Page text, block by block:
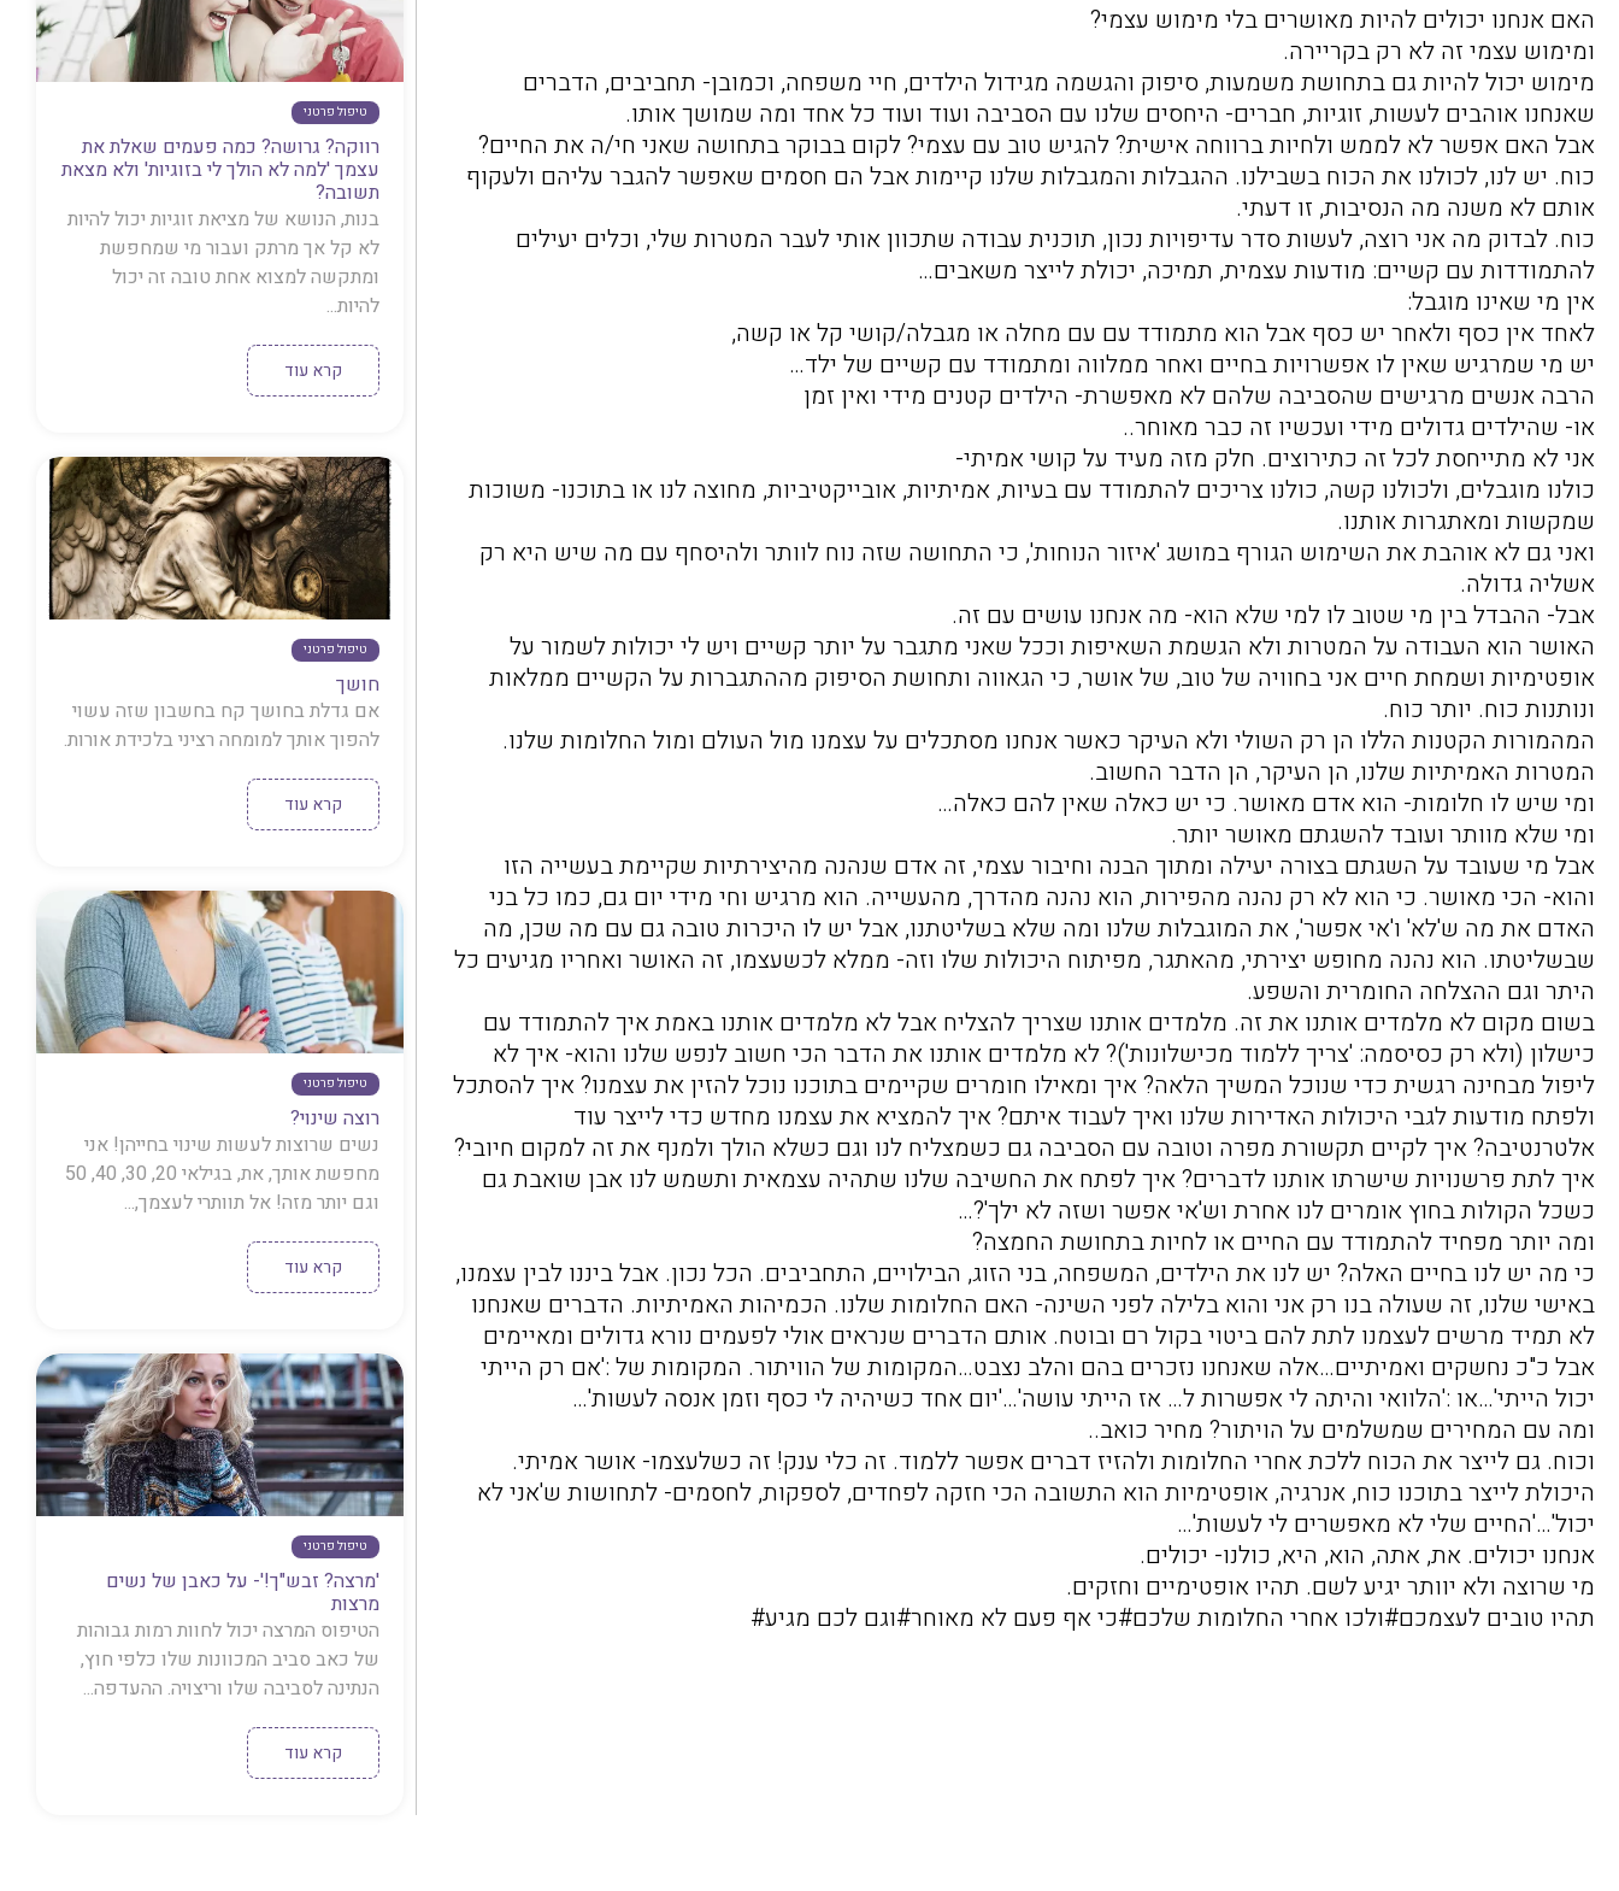
האם אנחנו יכולים להיות מאושרים בלי מימוש עצמי?
ומימוש עצמי זה לא רק בקריירה.
מימוש יכול להיות גם בתחושת משמעות, סיפוק והגשמה מגידול הילדים, חיי משפחה, וכמובן- תחביבים, הדברים
שאנחנו אוהבים לעשות, זוגיות, חברים- היחסים שלנו עם הסביבה ועוד ועוד כל אחד ומה שמושך אותו.
אבל האם אפשר לא לממש ולחיות ברווחה אישית? להגיש טוב עם עצמי? לקום בבוקר בתחושה שאני חי/ה את החיים?
כוח. יש לנו, לכולנו את הכוח בשבילנו. ההגבלות והמגבלות שלנו קיימות אבל הם חסמים שאפשר להגבר עליהם ולעקוף
אותם לא משנה מה הנסיבות, זו דעתי.
כוח. לבדוק מה אני רוצה, לעשות סדר עדיפויות נכון, תוכנית עבודה שתכוון אותי לעבר המטרות שלי, וכלים יעילים
להתמודדות עם קשיים: מודעות עצמית, תמיכה, יכולת לייצר משאבים…
אין מי שאינו מוגבל:
לאחד אין כסף ולאחר יש כסף אבל הוא מתמודד עם עם מחלה או מגבלה/קושי קל או קשה,
יש מי שמרגיש שאין לו אפשרויות בחיים ואחר ממלווה ומתמודד עם קשיים של ילד…
הרבה אנשים מרגישים שהסביבה שלהם לא מאפשרת- הילדים קטנים מידי ואין זמן
או- שהילדים גדולים מידי ועכשיו זה כבר מאוחר..
אני לא מתייחסת לכל זה כתירוצים. חלק מזה מעיד על קושי אמיתי-
כולנו מוגבלים, ולכולנו קשה, כולנו צריכים להתמודד עם בעיות, אמיתיות, אובייקטיביות, מחוצה לנו או בתוכנו- משוכות
שמקשות ומאתגרות אותנו.
ואני גם לא אוהבת את השימוש הגורף במושג 'איזור הנוחות', כי התחושה שזה נוח לוותר ולהיסחף עם מה שיש היא רק
אשליה גדולה.
אבל- ההבדל בין מי שטוב לו למי שלא הוא- מה אנחנו עושים עם זה.
האושר הוא העבודה על המטרות ולא הגשמת השאיפות וככל שאני מתגבר על יותר קשיים ויש לי יכולות לשמור על
אופטימיות ושמחת חיים אני בחוויה של טוב, של אושר, כי הגאווה ותחושת הסיפוק מההתגברות על הקשיים ממלאות
ונותנות כוח. יותר כוח.
המהמורות הקטנות הללו הן רק השולי ולא העיקר כאשר אנחנו מסתכלים על עצמנו מול העולם ומול החלומות שלנו.
המטרות האמיתיות שלנו, הן העיקר, הן הדבר החשוב.
ומי שיש לו חלומות- הוא אדם מאושר. כי יש כאלה שאין להם כאלה…
ומי שלא מוותר ועובד להשגתם מאושר יותר.
אבל מי שעובד על השגתם בצורה יעילה ומתוך הבנה וחיבור עצמי, זה אדם שנהנה מהיצירתיות שקיימת בעשייה הזו
והוא- הכי מאושר. כי הוא לא רק נהנה מהפירות, הוא נהנה מהדרך, מהעשייה. הוא מרגיש וחי מידי יום גם, כמו כל בני
האדם את מה ש'לא' ו'אי אפשר', את המוגבלות שלנו ומה שלא בשליטתנו, אבל יש לו היכרות טובה גם עם מה שכן, מה
שבשליטתו. הוא נהנה מחופש יצירתי, מהאתגר, מפיתוח היכולות שלו וזה- ממלא לכשעצמו, זה האושר ואחריו מגיעים כל
היתר וגם ההצלחה החומרית והשפע.
בשום מקום לא מלמדים אותנו את זה. מלמדים אותנו שצריך להצליח אבל לא מלמדים אותנו באמת איך להתמודד עם
כישלון (ולא רק כסיסמה: 'צריך ללמוד מכישלונות')? לא מלמדים אותנו את הדבר הכי חשוב לנפש שלנו והוא- איך לא
ליפול מבחינה רגשית כדי שנוכל המשיך הלאה? איך ומאילו חומרים שקיימים בתוכנו נוכל להזין את עצמנו? איך להסתכל
ולפתח מודעות לגבי היכולות האדירות שלנו ואיך לעבוד איתם? איך להמציא את עצמנו מחדש כדי לייצר עוד
אלטרנטיבה? איך לקיים תקשורת מפרה וטובה עם הסביבה גם כשמצליח לנו וגם כשלא הולך ולמנף את זה למקום חיובי?
איך לתת פרשנויות שישרתו אותנו לדברים? איך לפתח את החשיבה שלנו שתהיה עצמאית ותשמש לנו אבן שואבת גם
כשכל הקולות בחוץ אומרים לנו אחרת וש'אי אפשר ושזה לא ילך'?…
ומה יותר מפחיד להתמודד עם החיים או לחיות בתחושת החמצה?
כי מה יש לנו בחיים האלה? יש לנו את הילדים, המשפחה, בני הזוג, הבילויים, התחביבים. הכל נכון. אבל ביננו לבין עצמנו,
באישי שלנו, זה שעולה בנו רק אני והוא בלילה לפני השינה- האם החלומות שלנו. הכמיהות האמיתיות. הדברים שאנחנו
לא תמיד מרשים לעצמנו לתת להם ביטוי בקול רם ובוטח. אותם הדברים שנראים אולי לפעמים נורא גדולים ומאיימים
אבל כ"כ נחשקים ואמיתיים…אלה שאנחנו נזכרים בהם והלב נצבט…המקומות של הוויתור. המקומות של :'אם רק הייתי
יכול הייתי'…או :'הלוואי והיתה לי אפשרות ל… אז הייתי עושה'…'יום אחד כשיהיה לי כסף וזמן אנסה לעשות'…
ומה עם המחירים שמשלמים על הויתור? מחיר כואב..
וכוח. גם לייצר את הכוח ללכת אחרי החלומות ולהזיז דברים אפשר ללמוד. זה כלי ענק! זה כשלעצמו- אושר אמיתי.
היכולת לייצר בתוכנו כוח, אנרגיה, אופטימיות הוא התשובה הכי חזקה לפחדים, לספקות, לחסמים- לתחושות ש'אני לא
יכול'…'החיים שלי לא מאפשרים לי לעשות'…
אנחנו יכולים. את, אתה, הוא, היא, כולנו- יכולים.
מי שרוצה ולא יוותר יגיע לשם. תהיו אופטימיים וחזקים.
תהיו טובים לעצמכם#ולכו אחרי החלומות שלכם#כי אף פעם לא מאוחר#וגם לכם מגיע#
טיפול פרטני
רווקה? גרושה? כמה פעמים שאלת את
עצמך 'למה לא הולך לי בזוגיות' ולא מצאת
תשובה?
בנות, הנושא של מציאת זוגיות יכול להיות
לא קל אך מרתק ועבור מי שמחפשת
ומתקשה למצוא אחת טובה זה יכול
להיות...
קרא עוד
טיפול פרטני
חושך
אם גדלת בחושך קח בחשבון שזה עשוי
להפוך אותך למומחה רציני בלכידת אורות.
קרא עוד
טיפול פרטני
רוצה שינוי?
נשים שרוצות לעשות שינוי בחייהן! אני
מחפשת אותך, את, בגילאי 20, 30, 40, 50
וגם יותר מזה! אל תוותרי לעצמך,...
קרא עוד
טיפול פרטני
'מרצה? זבש"ך!'- על כאבן של נשים
מרצות
הטיפוס המרצה יכול לחוות רמות גבוהות
של כאב סביב המכוונות שלו כלפי חוץ,
הנתינה לסביבה שלו וריצויה. ההעדפה...
קרא עוד